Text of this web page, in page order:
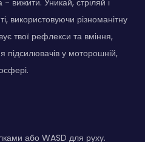
використовуючи різноманітну
твої рефлекси та вміння,
підсилювачів у моторошній,
або WASD для руху.